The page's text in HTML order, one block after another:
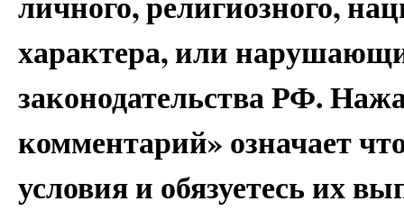
характера, или
законодательства РФ.
комментарий» означает
условия и обязуетесь их